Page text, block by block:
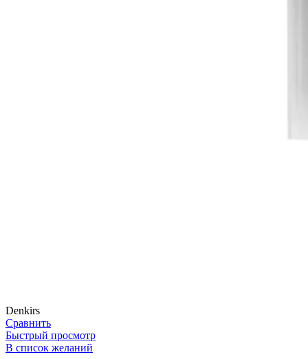
Denkirs
Сравнить
Быстрый просмотр
В список желаний